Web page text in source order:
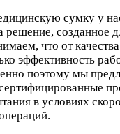
сумку у
решение, созданное
что от
эффективность
поэтому мы
в условиях